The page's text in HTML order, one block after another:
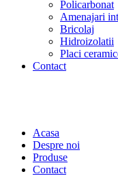
Policarbonat
Amenajari
Bricolaj
Hidroizolatii
Placi
Contact
Acasa
Despre noi
Produse
Contact